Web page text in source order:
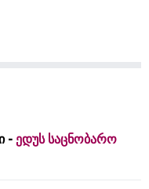
- ედუს საცნობარო